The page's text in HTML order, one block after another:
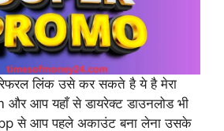
लिंक उसे कर सकते है ये है मेरा
आप यहाँ से डायरेक्ट डाउनलोड भी
से आप पहले अकाउंट बना लेना उसके